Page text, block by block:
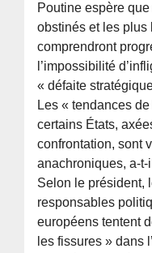
Poutine espère
obstinés et les plus
comprendront
l’impossibilité
« défaite
Les « tendances
certains États,
confrontation, sont
anachroniques, a-t-
Selon le président,
responsables
européens tentent
les fissures » dans